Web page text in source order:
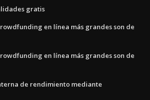
gratis
en línea más grandes son de
en línea más grandes son de
de rendimiento mediante